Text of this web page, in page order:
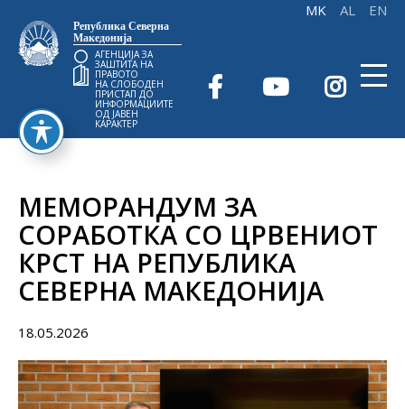
Република Северна
Македонија
АГЕНЦИЈА ЗА
ЗАШТИТА НА
ПРАВОТО
НА СЛОБОДЕН
ПРИСТАП ДО
ИНФОРМАЦИИТЕ
ОД ЈАВЕН
КАРАКТЕР
МЕМОРАНДУМ ЗА
СОРАБОТКА СО ЦРВЕНИОТ
КРСТ НА РЕПУБЛИКА
СЕВЕРНА МАКЕДОНИЈА
18.05.2026